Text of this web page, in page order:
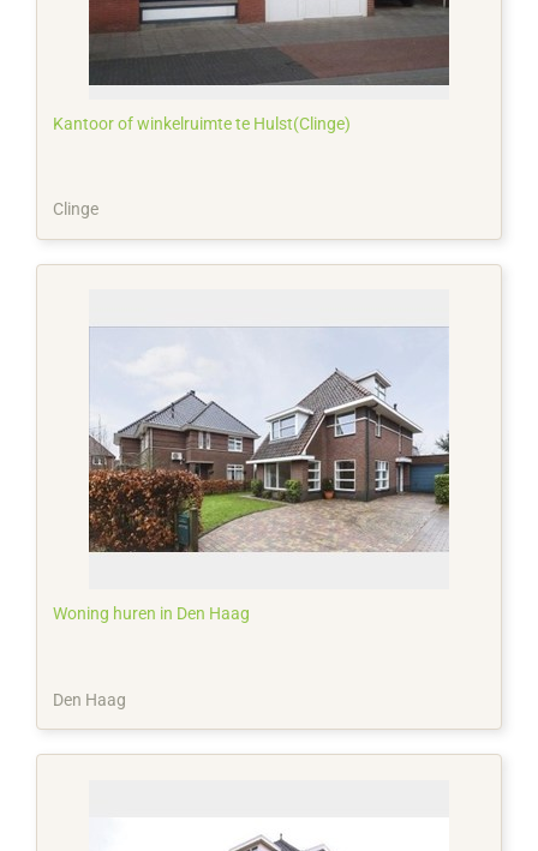
Kantoor of winkelruimte te Hulst(Clinge)
Clinge
Woning huren in Den Haag
Den Haag